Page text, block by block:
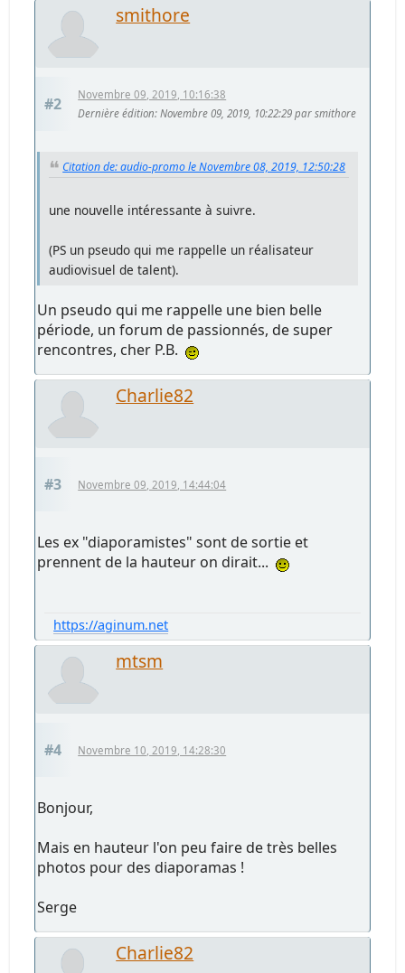
smithore
#2
Novembre 09, 2019, 10:16:38
Dernière édition: Novembre 09, 2019, 10:22:29 par smithore
Citation de: audio-promo le Novembre 08, 2019, 12:50:28
une nouvelle intéressante à suivre.
(PS un pseudo qui me rappelle un réalisateur
audiovisuel de talent).
Un pseudo qui me rappelle une bien belle
période, un forum de passionnés, de super
rencontres, cher P.B.
Charlie82
#3 Novembre 09, 2019, 14:44:04
Les ex "diaporamistes" sont de sortie et
prennent de la hauteur on dirait...
https://aginum.net
mtsm
#4 Novembre 10, 2019, 14:28:30
Bonjour,
Mais en hauteur l'on peu faire de très belles
photos pour des diaporamas !
Serge
Charlie82